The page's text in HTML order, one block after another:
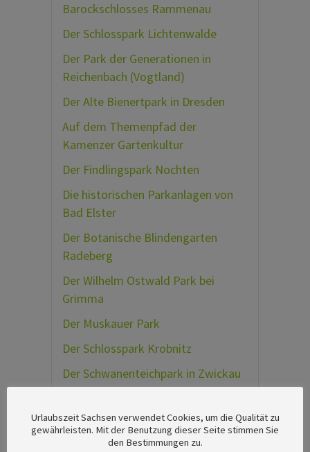
Barockschlosses Rammenau
Der Schlosspark Lichtenwalde
Der Park der Generationen in
Reichenbach (Vogtland)
Der Alte Bienertpark in Dresden
Auf dem Themenpfad der
Kamenzer Gartenkultur
Der Findlingspark Nochten
Die historischen Parkanlagen von
Bad Elster
Der Botanische Blindengarten
Radeberg
Der Wilhelm Ostwald Park bei
Grimma
Der Muskauer Park
Der Schlosspark Krobnitz
Der Schwanenteichpark in Zwickau
Tags:
Vogtland
Urlaubszeit Sachsen verwendet Cookies, um die Qualität zu
gewährleisten. Mit der Benutzung dieser Seite stimmen Sie
den Bestimmungen zu.